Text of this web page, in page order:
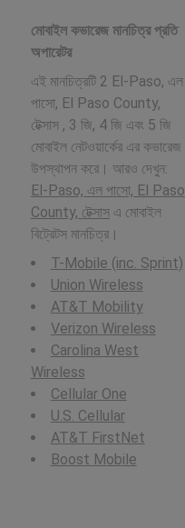
মোবাইল কভারেজ মানচিত্র প্রতি
অপারেটর
এই মানচিত্রটি 2 El-Paso, এল
পাসো, El Paso County,
টেক্সাস , 3 জি, 4 জি এবং 5 জি
মোবাইল নেটওয়ার্কের এর কভারেজ
উপস্থাপন করে। আরও দেখুন:
El-Paso, এল পাসো, El Paso
County, টেক্সাসএ মোবাইল
বিট্রেটস মানচিত্র।
T-Mobile (inc. Sprint)
Union Wireless
AT&T Mobility
Verizon Wireless
Carolina West
Wireless
Cellular One
U.S. Cellular
AT&T FirstNet
Boost Mobile